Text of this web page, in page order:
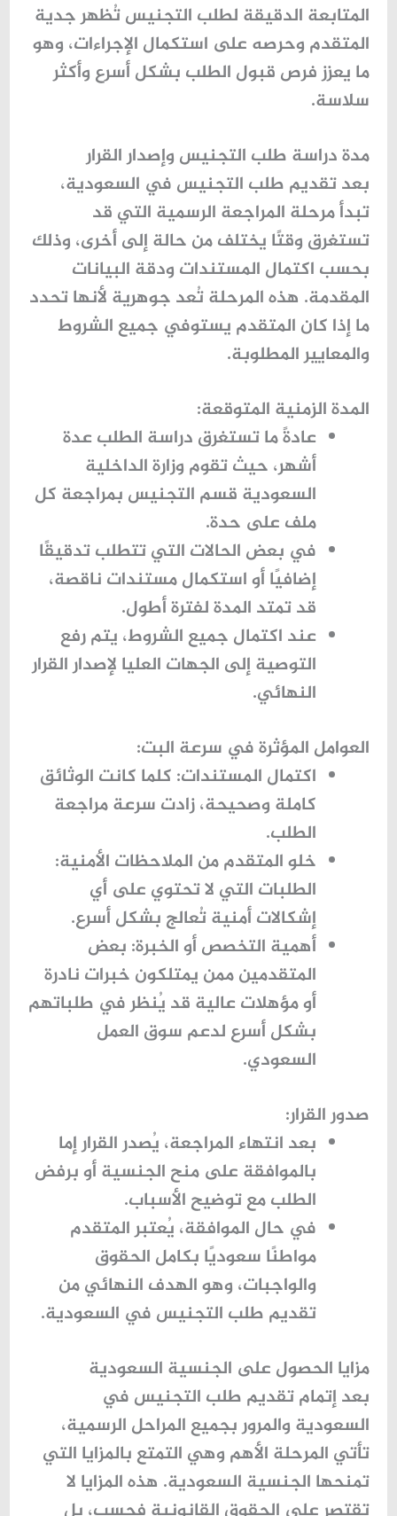
المتابعة الدقيقة لطلب التجنيس تُظهر جدية
المتقدم وحرصه على استكمال الإجراءات، وهو
ما يعزز فرص قبول الطلب بشكل أسرع وأكثر
سلاسة.
مدة دراسة طلب التجنيس وإصدار القرار
بعد تقديم طلب التجنيس في السعودية،
تبدأ مرحلة المراجعة الرسمية التي قد
تستغرق وقتًا يختلف من حالة إلى أخرى، وذلك
بحسب اكتمال المستندات ودقة البيانات
المقدمة. هذه المرحلة تُعد جوهرية لأنها تحدد
ما إذا كان المتقدم يستوفي جميع الشروط
والمعايير المطلوبة.
المدة الزمنية المتوقعة:
عادةً ما تستغرق دراسة الطلب عدة
أشهر، حيث تقوم وزارة الداخلية
السعودية قسم التجنيس بمراجعة كل
ملف على حدة.
في بعض الحالات التي تتطلب تدقيقًا
إضافيًا أو استكمال مستندات ناقصة،
قد تمتد المدة لفترة أطول.
عند اكتمال جميع الشروط، يتم رفع
التوصية إلى الجهات العليا لإصدار القرار
النهائي.
العوامل المؤثرة في سرعة البت:
اكتمال المستندات: كلما كانت الوثائق
كاملة وصحيحة، زادت سرعة مراجعة
الطلب.
خلو المتقدم من الملاحظات الأمنية:
الطلبات التي لا تحتوي على أي
إشكالات أمنية تُعالج بشكل أسرع.
أهمية التخصص أو الخبرة: بعض
المتقدمين ممن يمتلكون خبرات نادرة
أو مؤهلات عالية قد يُنظر في طلباتهم
بشكل أسرع لدعم سوق العمل
السعودي.
صدور القرار:
بعد انتهاء المراجعة، يُصدر القرار إما
بالموافقة على منح الجنسية أو برفض
الطلب مع توضيح الأسباب.
في حال الموافقة، يُعتبر المتقدم
مواطنًا سعوديًا بكامل الحقوق
والواجبات، وهو الهدف النهائي من
تقديم طلب التجنيس في السعودية.
مزايا الحصول على الجنسية السعودية
بعد إتمام تقديم طلب التجنيس في
السعودية والمرور بجميع المراحل الرسمية،
تأتي المرحلة الأهم وهي التمتع بالمزايا التي
تمنحها الجنسية السعودية. هذه المزايا لا